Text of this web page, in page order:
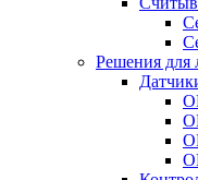
Решения для